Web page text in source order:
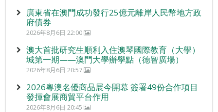
廣東省在澳門成功發行25億元離岸人民幣地方政
府債券
2026年8月6日 22:00
澳大首批研究生順利入住澳琴國際教育（大學）
城第一期——澳門大學辦學點（德智廣場）
2026年8月6日 20:57
2026粵澳名優商品展今開幕 簽署49份合作項目
發揮會展商貿平台作用
2026年8月6日 20:45